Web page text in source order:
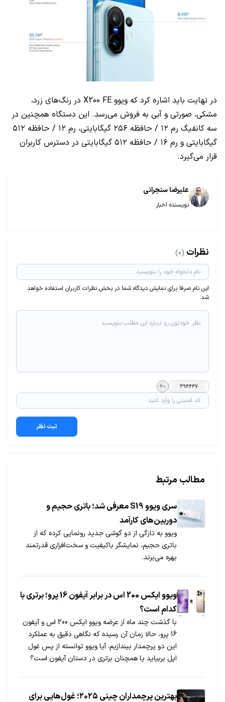
در نهایت باید اشاره کرد که ویوو X200 FE در رنگ‌های زرد،
مشکی، صورتی و آبی به فروش می‌رسد. این دستگاه همچنین در
سه کانفیگ رم ۱۲ / حافظه ۲۵۶ گیگابایتی، رم ۱۲ / حافظه ۵۱۲
گیگابایتی و رم ۱۶ / حافظه ۵۱۲ گیگابایتی در دسترس کاربران
قرار می‌گیرد.
علیرضا سنجرانی
نویسنده اخبار
نظرات (0)
این نام صرفا برای نمایش دیدگاه شما در بخش نظرات کاربران استفاده خواهد
شد.
ثبت نظر
مطالب مرتبط
سری ویوو S19 معرفی شد؛ باتری حجیم و
دوربین‌های کارآمد
ویوو به تازگی از دو گوشی جدید رونمایی کرده که از
باتری حجیم، نمایشگر باکیفیت و سخت‌افزاری قدرتمند
بهره می‌برند.
ویوو ایکس 200 اس در برابر آیفون 16 پرو؛ برتری با
کدام است؟
با گذشت چند ماه از عرضه ویوو ایکس 200 اس و آیفون
16 پرو، حالا زمان آن رسیده که نگاهی دقیق به عملکرد
این دو پرچمدار بیندازیم. آیا ویوو توانسته از پس غول
اپل بربیاید یا همچنان برتری در دستان آیفون است؟
بهترین پرچمداران چینی ۲۰۲۵؛ غول‌هایی برای